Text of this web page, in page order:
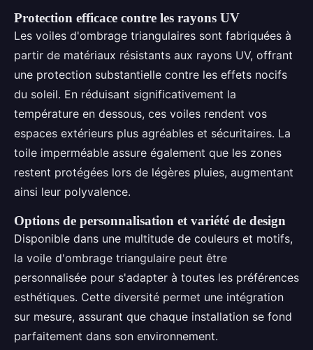
Protection efficace contre les rayons UV
Les voiles d'ombrage triangulaires sont fabriquées à
partir de matériaux résistants aux rayons UV, offrant
une protection substantielle contre les effets nocifs
du soleil. En réduisant significativement la
température en dessous, ces voiles rendent vos
espaces extérieurs plus agréables et sécuritaires. La
toile imperméable assure également que les zones
restent protégées lors de légères pluies, augmentant
ainsi leur polyvalence.
Options de personnalisation et variété de design
Disponible dans une multitude de couleurs et motifs,
la voile d'ombrage triangulaire peut être
personnalisée pour s'adapter à toutes les préférences
esthétiques. Cette diversité permet une intégration
sur mesure, assurant que chaque installation se fond
parfaitement dans son environnement.